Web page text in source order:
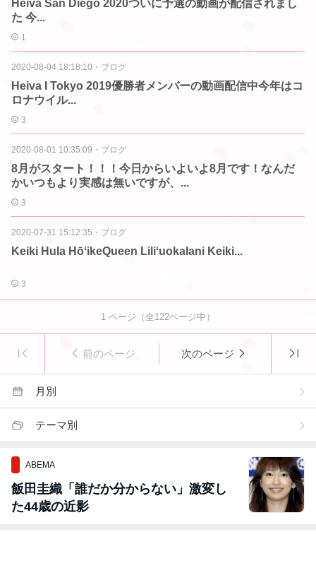
Heiva San Diego 2020ついに予選の動画が配信されまし
た️️️ 今...
1
2020-08-04 18:18:10 ・ ブログ
Heiva I Tokyo 2019優勝者メンバーの動画配信中️今年はコ
ロナウイル...
3
2020-08-01 10:35:09 ・ ブログ
8月がスタート！！！今日からいよいよ8月です！なんだ
かいつもより実感は無いですが、...
3
2020-07-31 15:12:35 ・ ブログ
Keiki Hula HōʻikeQueen Liliʻuokalani Keiki...
3
1 ページ（全122ページ中）
前のページ 次のページ
月別
テーマ別
ABEMA
飯田圭織「誰だか分からない」激変し
た44歳の近影